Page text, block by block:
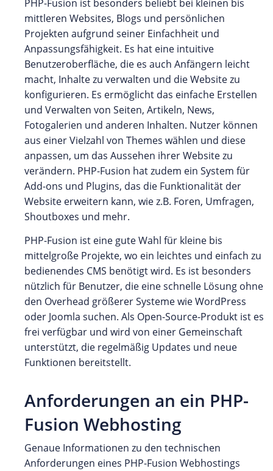
PHP-Fusion ist besonders beliebt bei kleinen bis
mittleren Websites, Blogs und persönlichen
Projekten aufgrund seiner Einfachheit und
Anpassungsfähigkeit. Es hat eine intuitive
Benutzeroberfläche, die es auch Anfängern leicht
macht, Inhalte zu verwalten und die Website zu
konfigurieren. Es ermöglicht das einfache Erstellen
und Verwalten von Seiten, Artikeln, News,
Fotogalerien und anderen Inhalten. Nutzer können
aus einer Vielzahl von Themes wählen und diese
anpassen, um das Aussehen ihrer Website zu
verändern. PHP-Fusion hat zudem ein System für
Add-ons und Plugins, das die Funktionalität der
Website erweitern kann, wie z.B. Foren, Umfragen,
Shoutboxes und mehr.
PHP-Fusion ist eine gute Wahl für kleine bis
mittelgroße Projekte, wo ein leichtes und einfach zu
bedienendes CMS benötigt wird. Es ist besonders
nützlich für Benutzer, die eine schnelle Lösung ohne
den Overhead größerer Systeme wie WordPress
oder Joomla suchen. Als Open-Source-Produkt ist es
frei verfügbar und wird von einer Gemeinschaft
unterstützt, die regelmäßig Updates und neue
Funktionen bereitstellt.
Anforderungen an ein PHP-
Fusion Webhosting
Genaue Informationen zu den technischen
Anforderungen eines PHP-Fusion Webhostings